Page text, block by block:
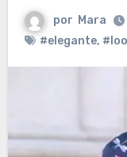
por Mara
#elegante,